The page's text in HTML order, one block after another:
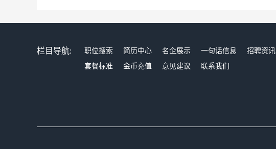
栏目导航: 职位搜索 简历中心 名企展示 一句话信息 招聘资讯
套餐标准
金币充值 意见建议 联系我们